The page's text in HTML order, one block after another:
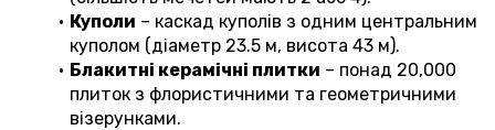
Куполи – каскад куполів з одним центральним
куполом (діаметр 23.5 м, висота 43 м).
Блакитні керамічні плитки – понад 20,000
плиток з флористичними та геометричними
візерунками.